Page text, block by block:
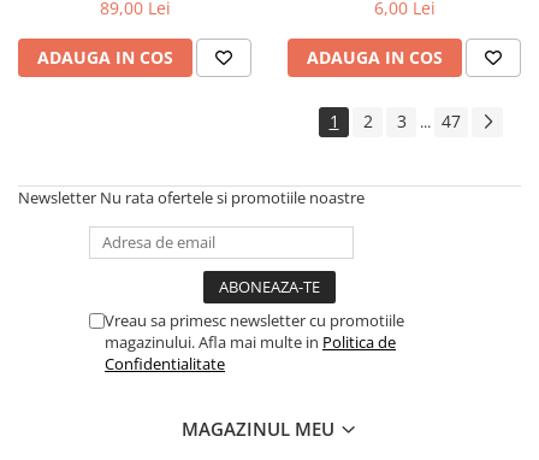
89,00 Lei
ADAUGA IN COS
6,00 Lei
ADAUGA IN COS
1 2 3 ... 47
Newsletter Nu rata ofertele si promotiile noastre
Vreau sa primesc newsletter cu promotiile
magazinului. Afla mai multe in Politica de
Confidentialitate
MAGAZINUL MEU